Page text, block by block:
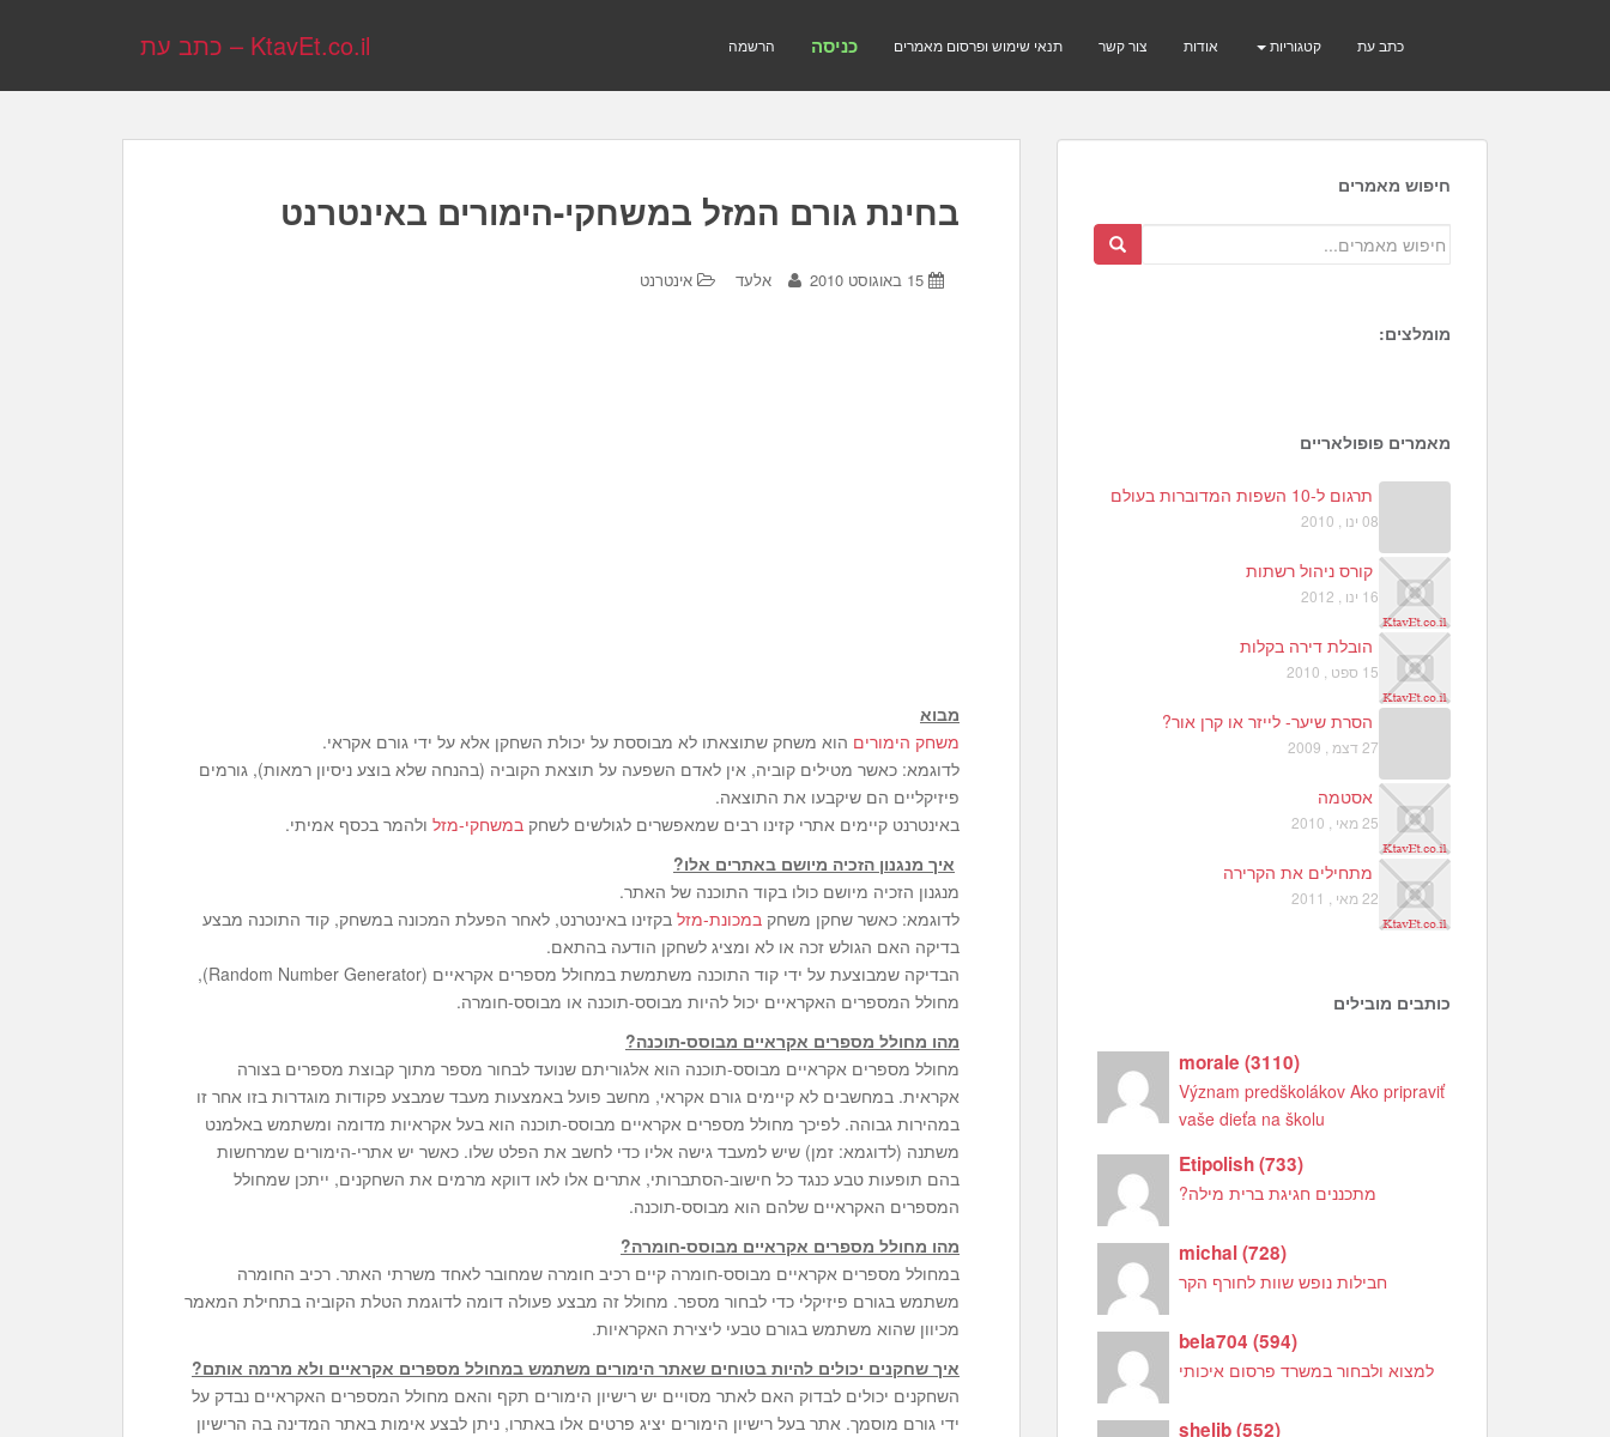
KtavEt.co.il – כתב עת הרשמה כניסה תנאי שימוש ופרסום מאמרים צור קשר אודות קטגוריות כתב עת
בחינת גורם המזל במשחקי-הימורים באינטרנט
15 באוגוסט 2010 אלעד אינטרנט
מבוא
משחק הימורים הוא משחק שתוצאתו לא מבוססת על יכולת השחקן אלא על ידי גורם אקראי.
לדוגמא: כאשר מטילים קוביה, אין לאדם השפעה על תוצאת הקוביה (בהנחה שלא בוצע ניסיון רמאות), גורמים
פיזיקליים הם שיקבעו את התוצאה.
באינטרנט קיימים אתרי קזינו רבים שמאפשרים לגולשים לשחק במשחקי-מזל ולהמר בכסף אמיתי.
איך מנגנון הזכיה מיושם באתרים אלו?
מנגנון הזכיה מיושם כולו בקוד התוכנה של האתר.
לדוגמא: כאשר שחקן משחק במכונת-מזל בקזינו באינטרנט, לאחר הפעלת המכונה במשחק, קוד התוכנה מבצע
בדיקה האם הגולש זכה או לא ומציג לשחקן הודעה בהתאם.
הבדיקה שמבוצעת על ידי קוד התוכנה משתמשת במחולל מספרים אקראיים (Random Number Generator),
מחולל המספרים האקראיים יכול להיות מבוסס-תוכנה או מבוסס-חומרה.
מהו מחולל מספרים אקראיים מבוסס-תוכנה?
מחולל מספרים אקראיים מבוסס-תוכנה הוא אלגוריתם שנועד לבחור מספר מתוך קבוצת מספרים בצורה
אקראית. במחשבים לא קיימים גורם אקראי, מחשב פועל באמצעות מעבד שמבצע פקודות מוגדרות בזו אחר זו
במהירות גבוהה. לפיכך מחולל מספרים אקראיים מבוסס-תוכנה הוא בעל אקראיות מדומה ומשתמש באלמנט
משתנה (לדוגמא: זמן) שיש למעבד גישה אליו כדי לחשב את הפלט שלו. כאשר יש אתרי-הימורים שמרחשות
בהם תופעות טבע כנגד כל חישוב-הסתברותי, אתרים אלו לאו דווקא מרמים את השחקנים, ייתכן שמחולל
המספרים האקראיים שלהם הוא מבוסס-תוכנה.
מהו מחולל מספרים אקראיים מבוסס-חומרה?
במחולל מספרים אקראיים מבוסס-חומרה קיים רכיב חומרה שמחובר לאחד משרתי האתר. רכיב החומרה
משתמש בגורם פיזיקלי כדי לבחור מספר. מחולל זה מבצע פעולה דומה לדוגמת הטלת הקוביה בתחילת המאמר
מכיוון שהוא משתמש בגורם טבעי ליצירת האקראיות.
איך שחקנים יכולים להיות בטוחים שאתר הימורים משתמש במחולל מספרים אקראיים ולא מרמה אותם?
השחקנים יכולים לבדוק האם לאתר מסויים יש רישיון הימורים תקף והאם מחולל המספרים האקראיים נבדק על
ידי גורם מוסמך. אתר בעל רישיון הימורים יציג פרטים אלו באתרו, ניתן לבצע אימות באתר המדינה בה הרישיון
חיפוש מאמרים
מומלצים:
מאמרים פופולאריים
תרגום ל-10 השפות המדוברות בעולם
08 ינו , 2010
קורס ניהול רשתות
16 ינו , 2012
הובלת דירה בקלות
15 ספט , 2010
הסרת שיער- לייזר או קרן אור?
27 דצמ , 2009
אסטמה
25 מאי , 2010
מתחילים את הקרירה
22 מאי , 2011
כותבים מובילים
morale(3110)
Význam predškolákov Ako pripraviť
vaše dieťa na školu
Etipolish(733)
מתכננים חגיגת ברית מילה?
michal(728)
חבילות נופש שוות לחורף הקר
bela704(594)
למצוא ולבחור במשרד פרסום איכותי
shelib(552)